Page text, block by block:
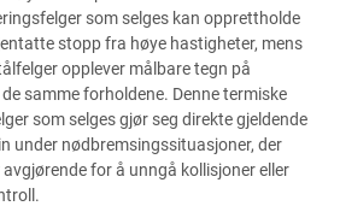
som selges kan opprettholde
stopp fra høye hastigheter, mens
opplever målbare tegn på
samme forholdene. Denne termiske
som selges gjør seg direkte gjeldende
under nødbremsingssituasjoner, der
for å unngå kollisjoner eller